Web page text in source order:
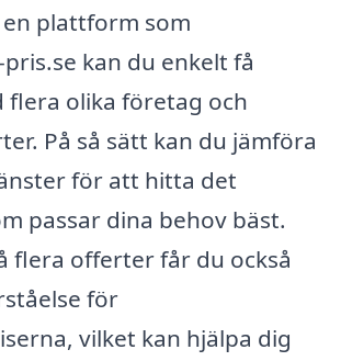
plattform som
kan du enkelt få
flera olika företag och
På så sätt kan du jämföra
för att hitta det
passar dina behov bäst.
flera offerter får du också
för
vilket kan hjälpa dig